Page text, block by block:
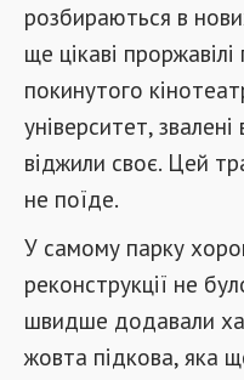
розбираються в
ще цікаві
покинутого
університет,
віджили своє. Цей
не поїде.
У самому парку
реконструкції не
швидше додавали
жовта підкова, яка